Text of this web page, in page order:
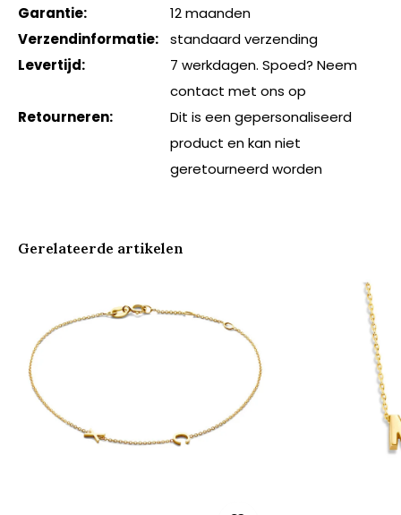
Garantie:
12 maanden
Verzendinformatie:
standaard verzending
Levertijd:
7 werkdagen. Spoed? Neem
contact met ons op
Retourneren:
Dit is een gepersonaliseerd
product en kan niet
geretourneerd worden
Gerelateerde artikelen